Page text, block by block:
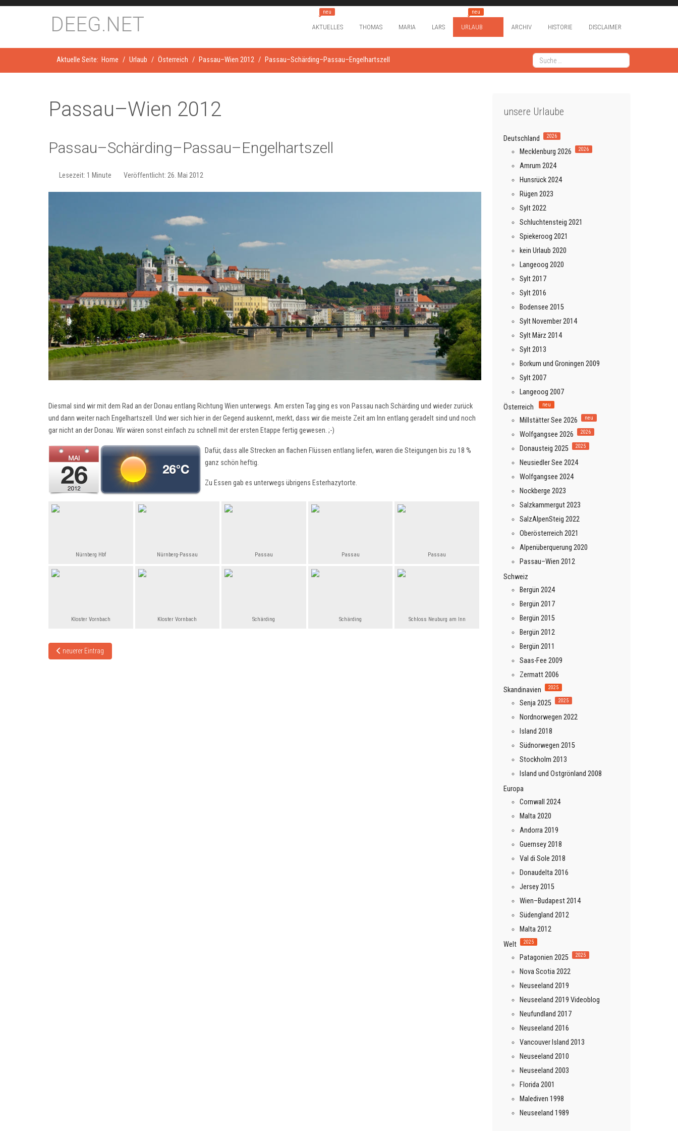
DEEG.NET AKTUELLES
neu
THOMAS MARIA LARS URLAUB
neu
ARCHIV HISTORIE DISCLAIMER
Aktuelle Seite: Home Urlaub Österreich Passau–Wien 2012 Passau–Schärding–Passau–Engelhartszell
Suchen
Type 2 or more characters for results.
Passau–Wien 2012
Passau–Schärding–Passau–Engelhartszell
Lesezeit: 1 Minute Veröffentlicht: 26. Mai 2012
Diesmal sind wir mit dem Rad an der Donau entlang Richtung Wien unterwegs. Am ersten Tag ging es von Passau nach Schärding und wieder zurück
und dann weiter nach Engelhartszell. Und wer sich hier in der Gegend auskennt, merkt, dass wir die meiste Zeit am Inn entlang geradelt sind und noch
gar nicht an der Donau. Wir wären sonst einfach zu schnell mit der ersten Etappe fertig gewesen. ;-)
Dafür, dass alle Strecken an flachen Flüssen entlang liefen, waren die Steigungen bis zu 18 %
ganz schön heftig.
Zu Essen gab es unterwegs übrigens Esterhazytorte.
Nürnberg Hbf Nürnberg-Passau Passau Passau Passau
Kloster Vornbach Kloster Vornbach Schärding Schärding Schloss Neuburg am Inn
Vorheriger Beitrag: Engelhartszell–Schlögen–Linz
neuerer Eintrag
unsere Urlaube
Deutschland 2026
Mecklenburg 2026 2026
Amrum 2024
Hunsrück 2024
Rügen 2023
Sylt 2022
Schluchtensteig 2021
Spiekeroog 2021
kein Urlaub 2020
Langeoog 2020
Sylt 2017
Sylt 2016
Bodensee 2015
Sylt November 2014
Sylt März 2014
Sylt 2013
Borkum und Groningen 2009
Sylt 2007
Langeoog 2007
Österreich
neu
Millstätter See 2026 neu
Wolfgangsee 2026 2026
Donausteig 2025 2025
Neusiedler See 2024
Wolfgangsee 2024
Nockberge 2023
Salzkammergut 2023
SalzAlpenSteig 2022
Oberösterreich 2021
Alpenüberquerung 2020
Passau–Wien 2012
Schweiz
Bergün 2024
Bergün 2017
Bergün 2015
Bergün 2012
Bergün 2011
Saas-Fee 2009
Zermatt 2006
Skandinavien
2025
Senja 2025 2025
Nordnorwegen 2022
Island 2018
Südnorwegen 2015
Stockholm 2013
Island und Ostgrönland 2008
Europa
Cornwall 2024
Malta 2020
Andorra 2019
Guernsey 2018
Val di Sole 2018
Donaudelta 2016
Jersey 2015
Wien–Budapest 2014
Südengland 2012
Malta 2012
Welt
2025
Patagonien 2025 2025
Nova Scotia 2022
Neuseeland 2019
Neuseeland 2019 Videoblog
Neufundland 2017
Neuseeland 2016
Vancouver Island 2013
Neuseeland 2010
Neuseeland 2003
Florida 2001
Malediven 1998
Neuseeland 1989